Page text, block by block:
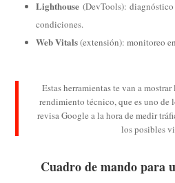
Lighthouse (DevTools):
condiciones.
Web Vitals(extensión): monitoreo
Estas herramientas te van a
rendimiento técnico, que es uno de
revisa Google a la hora de medir
los posibles
Cuadro de mando para